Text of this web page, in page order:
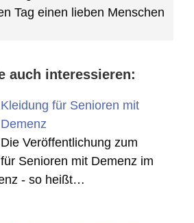
Tag einen lieben Menschen
auch interessieren:
Kleidung für Senioren mit
Demenz
Die Veröffentlichung zum
Senioren mit Demenz im
- so heißt…